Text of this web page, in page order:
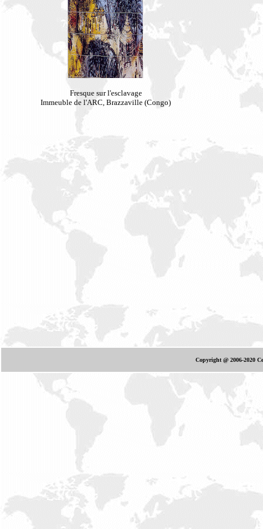
Fresque sur l'esclavage
Immeuble de l'ARC, Brazzaville (Congo)
Copyright @ 2006-2020